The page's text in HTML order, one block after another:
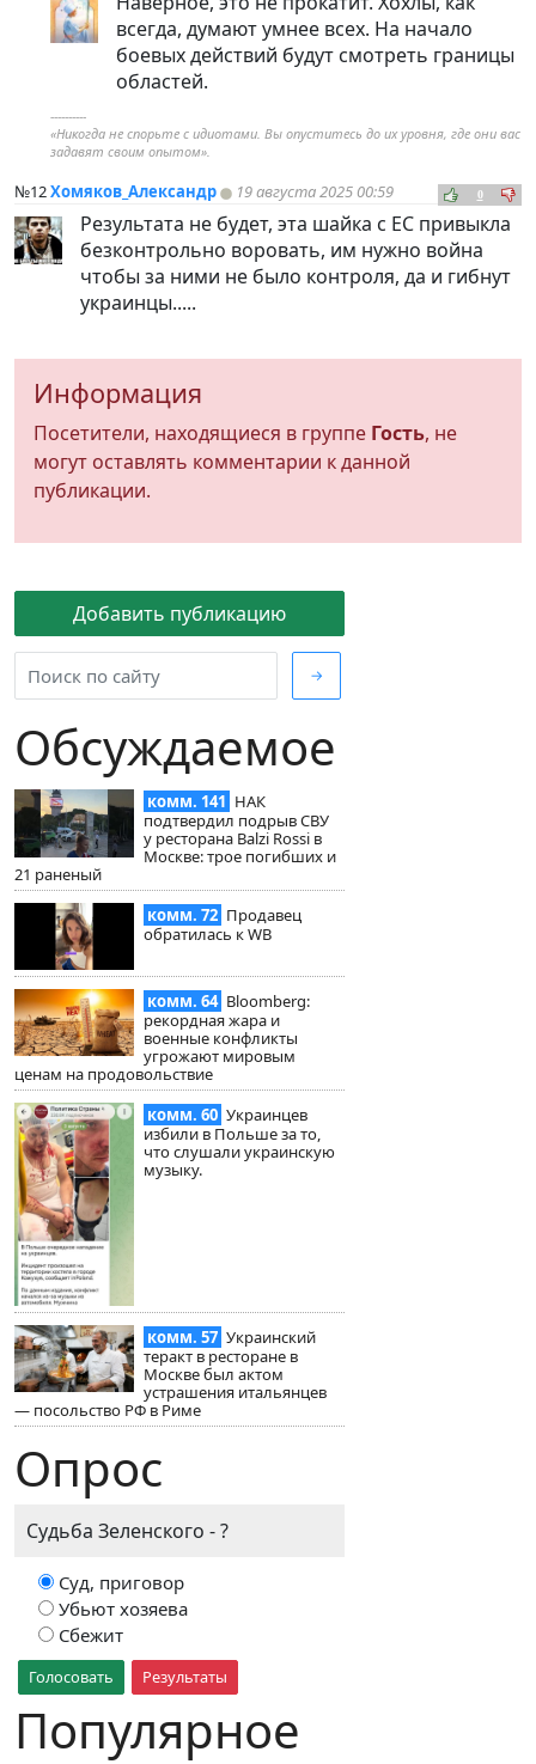
Добавить публикацию
→
Обсуждаемое
комм. 141 НАК
подтвердил подрыв СВУ
у ресторана Balzi Rossi в
Москве: трое погибших и
21 раненый
комм. 72 Продавец
обратилась к WB
комм. 64 Bloomberg:
рекордная жара и
военные конфликты
угрожают мировым
ценам на продовольствие
комм. 60 Украинцев
избили в Польше за то,
что слушали украинскую
музыку.
комм. 57 Украинский
теракт в ресторане в
Москве был актом
устрашения итальянцев
— посольство РФ в Риме
Опрос
Судьба Зеленского - ?
Суд, приговор
Убьют хозяева
Сбежит
Голосовать Результаты
Популярное
всегда, думают умнее всех. На начало
боевых действий будут смотреть границы
областей.
----------
«Никогда не спорьте с идиотами. Вы опуститесь до их уровня, где они вас
задавят своим опытом».
№12Хомяков_Александр 19 августа 2025 00:59 0
Результата не будет, эта шайка с ЕС привыкла
безконтрольно воровать, им нужно война
чтобы за ними не было контроля, да и гибнут
украинцы.....
Информация
Посетители, находящиеся в группе Гость, не
могут оставлять комментарии к данной
публикации.